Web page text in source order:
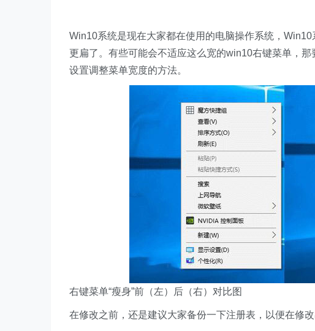
Win10系统是现在大家都在使用的电脑操作系统，
更扁了。有些可能会不适应这么宽的win10右键菜单，
设置调整菜单宽度的方法。
右键菜单“瘦身”前（左）后（右）对比图
在修改之前，还是建议大家备份一下注册表，以便在修改